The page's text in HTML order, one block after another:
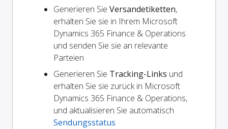
Generieren Sie Versandetiketten,
erhalten Sie sie in Ihrem Microsoft
Dynamics 365 Finance & Operations
und senden Sie sie an relevante
Parteien
Generieren Sie Tracking-Links und
erhalten Sie sie zurück in Microsoft
Dynamics 365 Finance & Operations,
und aktualisieren Sie automatisch
Sendungsstatus